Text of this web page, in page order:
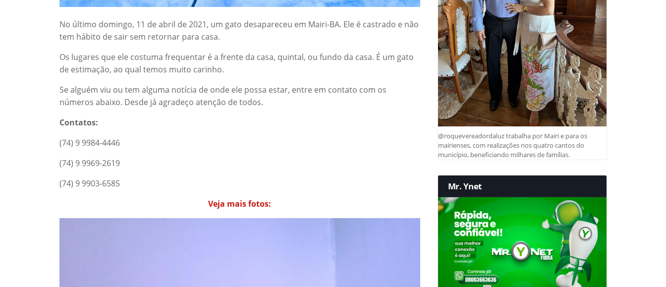
No último domingo, 11 de abril de 2021, um gato desapareceu em Mairi-BA. Ele é castrado e não
tem hábito de sair sem retornar para casa.
Os lugares que ele costuma frequentar é a frente da casa, quintal, ou fundo da casa. É um gato
de estimação, ao qual temos muito carinho.
Se alguém viu ou tem alguma notícia de onde ele possa estar, entre em contato com os
números abaixo. Desde já agradeço atenção de todos.
Contatos:
(74) 9 9984-4446
(74) 9 9969-2619
(74) 9 9903-6585
Veja mais fotos:
@roquevereadordaluz trabalha por Mairi e para os
mairienses, com realizações nos quatro cantos do
município, beneficiando milhares de famílias.
Mr. Ynet